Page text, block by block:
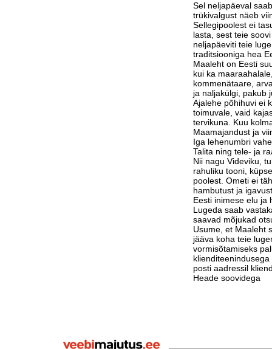
Sel neljapäeval
trükivalgust näeb
Sellegipoolest ei
lasta, sest teie
neljapäeviti teie
traditsiooniga hea
Maaleht on Eesti
kui ka
kommenätaare,
ja naljakülgi, pakub
Ajalehe põhihuvi ei
toimuvale, vaid
tervikuna. Kuu
Maamajandust ja
Iga lehenumbri
Talita ning tele- ja
Nii nagu Videviku,
rahuliku tooni,
poolest. Ometi ei
hambutust ja
Eesti inimese elu ja
Lugeda saab
saavad mõjukad
Usume, et Maaleht
jääva koha teie
vormisõtamiseks
posti aadressil
Heade soovidega